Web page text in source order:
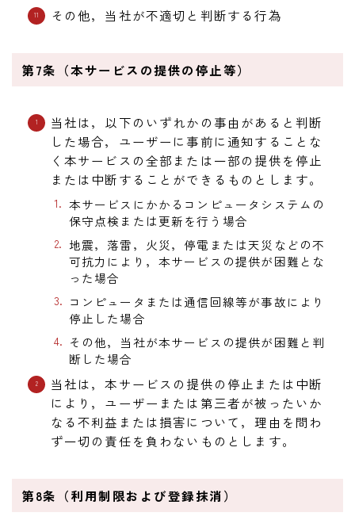
その他，当社が不適切と判断する行為
第7条（本サービスの提供の停止等）
当社は，以下のいずれかの事由があると判断
した場合，ユーザーに事前に通知することな
く本サービスの全部または一部の提供を停止
または中断することができるものとします。
本サービスにかかるコンピュータシステムの
保守点検または更新を行う場合
地震，落雷，火災，停電または天災などの不
可抗力により，本サービスの提供が困難とな
った場合
コンピュータまたは通信回線等が事故により
停止した場合
その他，当社が本サービスの提供が困難と判
断した場合
当社は，本サービスの提供の停止または中断
により，ユーザーまたは第三者が被ったいか
なる不利益または損害について，理由を問わ
ず一切の責任を負わないものとします。
第8条（利用制限および登録抹消）